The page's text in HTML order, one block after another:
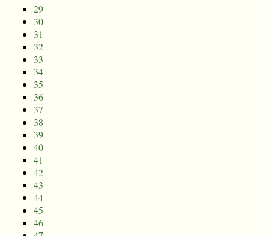
29
30
31
32
33
34
35
36
37
38
39
40
41
42
43
44
45
46